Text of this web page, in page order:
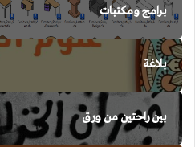
برامج ومكتبات
بلاغة
بين راحتين من ورق